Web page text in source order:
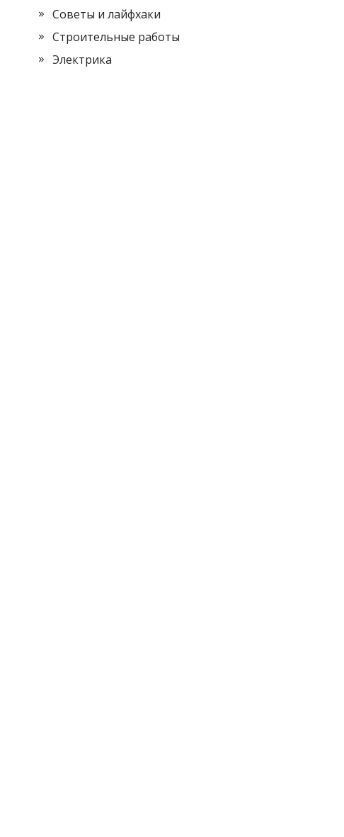
Советы и лайфхаки
Строительные работы
Электрика